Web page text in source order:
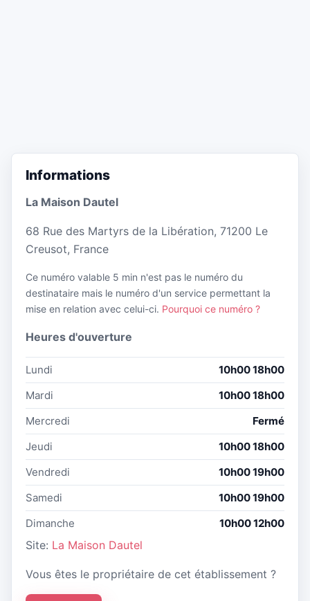
Informations
La Maison Dautel
68 Rue des Martyrs de la Libération, 71200 Le
Creusot, France
Ce numéro valable 5 min n'est pas le numéro du
destinataire mais le numéro d'un service permettant la
mise en relation avec celui-ci. Pourquoi ce numéro ?
Heures d'ouverture
Lundi
10h00 18h00
Mardi
10h00 18h00
Mercredi
Fermé
Jeudi
10h00 18h00
Vendredi
10h00 19h00
Samedi
10h00 19h00
Dimanche
10h00 12h00
Site: La Maison Dautel
Vous êtes le propriétaire de cet établissement ?